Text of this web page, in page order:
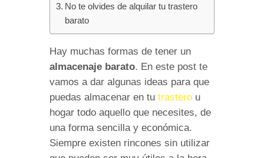
No te olvides de alquilar tu trastero
barato
Hay muchas formas de tener un
almacenaje barato. En este post te
vamos a dar algunas ideas para que
puedas almacenar en tu trastero u
hogar todo aquello que necesites, de
una forma sencilla y económica.
Siempre existen rincones sin utilizar